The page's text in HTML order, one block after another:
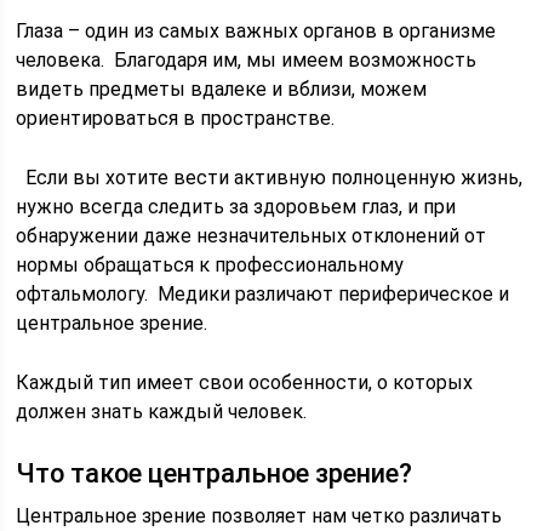
Глаза – один из самых важных органов в организме
человека. Благодаря им, мы имеем возможность
видеть предметы вдалеке и вблизи, можем
ориентироваться в пространстве.
Если вы хотите вести активную полноценную жизнь,
нужно всегда следить за здоровьем глаз, и при
обнаружении даже незначительных отклонений от
нормы обращаться к профессиональному
офтальмологу. Медики различают периферическое и
центральное зрение.
Каждый тип имеет свои особенности, о которых
должен знать каждый человек.
Что такое центральное зрение?
Центральное зрение позволяет нам четко различать